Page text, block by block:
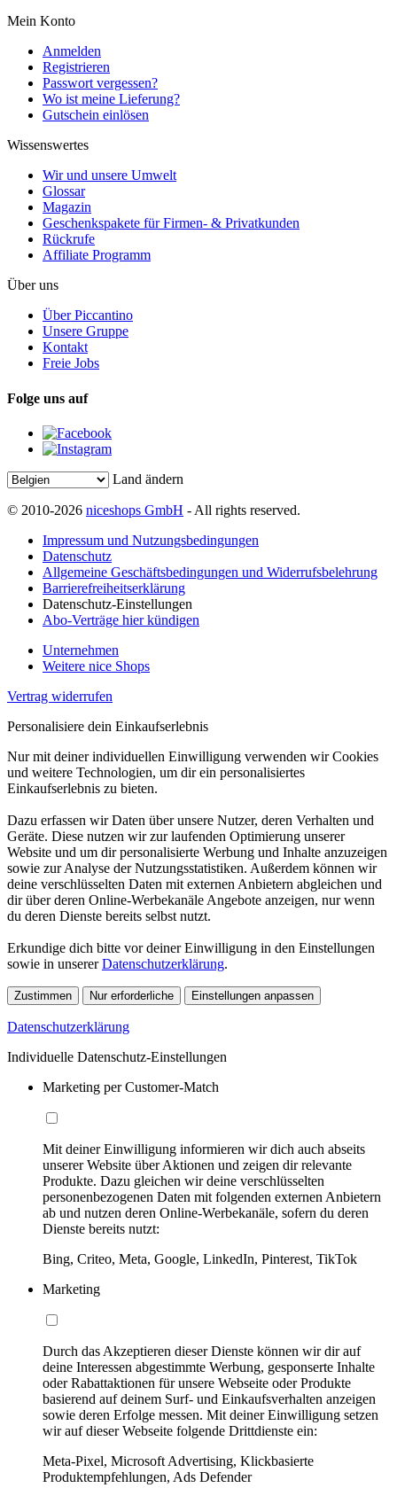
Mein Konto
Anmelden
Registrieren
Passwort vergessen?
Wo ist meine Lieferung?
Gutschein einlösen
Wissenswertes
Wir und unsere Umwelt
Glossar
Magazin
Geschenkspakete für Firmen- & Privatkunden
Rückrufe
Affiliate Programm
Über uns
Über Piccantino
Unsere Gruppe
Kontakt
Freie Jobs
Folge uns auf
Land ändern
© 2010-2026 niceshops GmbH - All rights reserved.
Impressum und Nutzungsbedingungen
Datenschutz
Allgemeine Geschäftsbedingungen und Widerrufsbelehrung
Barrierefreiheitserklärung
Datenschutz-Einstellungen
Abo-Verträge hier kündigen
Unternehmen
Weitere nice Shops
Vertrag widerrufen
Personalisiere dein Einkaufserlebnis
Nur mit deiner individuellen Einwilligung verwenden wir Cookies
und weitere Technologien, um dir ein personalisiertes
Einkaufserlebnis zu bieten.
Dazu erfassen wir Daten über unsere Nutzer, deren Verhalten und
Geräte. Diese nutzen wir zur laufenden Optimierung unserer
Website und um dir personalisierte Werbung und Inhalte anzuzeigen
sowie zur Analyse der Nutzungsstatistiken. Außerdem können wir
deine verschlüsselten Daten mit externen Anbietern abgleichen und
dir über deren Online-Werbekanäle Angebote anzeigen, nur wenn
du deren Dienste bereits selbst nutzt.
Erkundige dich bitte vor deiner Einwilligung in den Einstellungen
sowie in unsererDatenschutzerklärung.
Zustimmen Nur erforderliche Einstellungen anpassen
Datenschutzerklärung
Individuelle Datenschutz-Einstellungen
Marketing per Customer-Match
Mit deiner Einwilligung informieren wir dich auch abseits
unserer Website über Aktionen und zeigen dir relevante
Produkte. Dazu gleichen wir deine verschlüsselten
personenbezogenen Daten mit folgenden externen Anbietern
ab und nutzen deren Online-Werbekanäle, sofern du deren
Dienste bereits nutzt:
Bing, Criteo, Meta, Google, LinkedIn, Pinterest, TikTok
Marketing
Durch das Akzeptieren dieser Dienste können wir dir auf
deine Interessen abgestimmte Werbung, gesponserte Inhalte
oder Rabattaktionen für unsere Webseite oder Produkte
basierend auf deinem Surf- und Einkaufsverhalten anzeigen
sowie deren Erfolge messen. Mit deiner Einwilligung setzen
wir auf dieser Webseite folgende Drittdienste ein:
Meta-Pixel, Microsoft Advertising, Klickbasierte
Produktempfehlungen, Ads Defender